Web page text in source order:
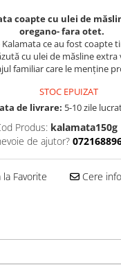
coapte cu ulei de
oregano- fara otet.
Kalamata ce au fost coapte
cu ulei de măsline extra
familiar care le menține
STOC EPUIZAT
de livrare: 5-10 zile
Produs: kalamata150g
de ajutor?
Favorite Cere